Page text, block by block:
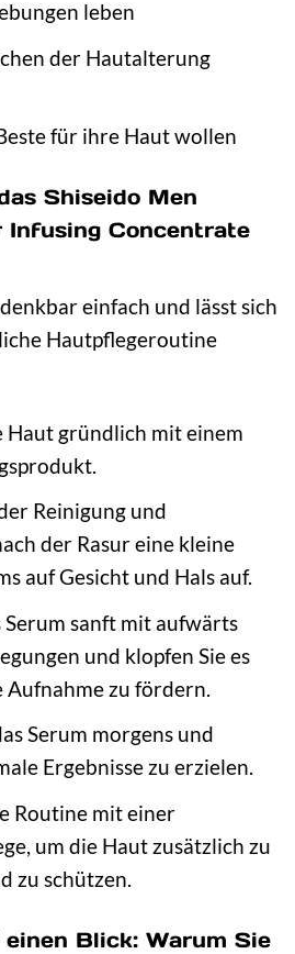
leben
der Hautalterung
für ihre Haut wollen
Shiseido Men
Infusing Concentrate
einfach und lässt sich
Hautpflegeroutine
Haut gründlich mit einem
Reinigung und
der Rasur eine kleine
auf Gesicht und Hals auf.
Serum sanft mit aufwärts
und klopfen Sie es
Aufnahme zu fördern.
Serum morgens und
Ergebnisse zu erzielen.
Routine mit einer
um die Haut zusätzlich zu
zu schützen.
Blick: Warum Sie